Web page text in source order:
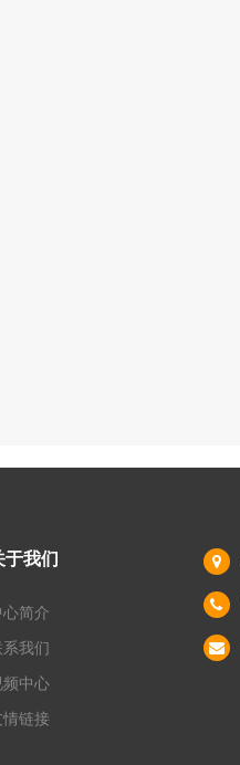
于我们
心简介
我们
中心
链接